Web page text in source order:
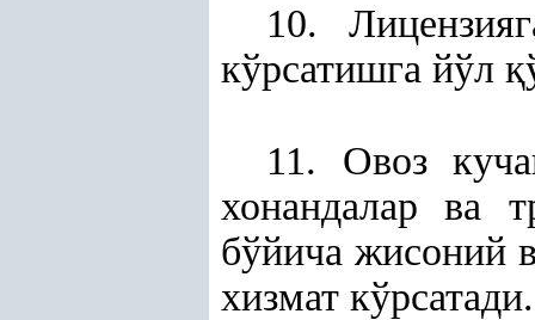
10.
кўрсатишга йўл қ
11. Овоз
хонандалар ва
бўйича жисоний
хизмат кўрсатади.